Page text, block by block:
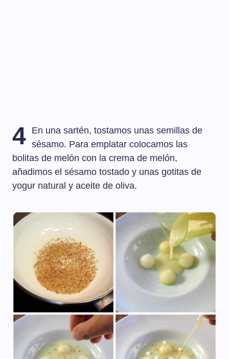
4 En una sartén, tostamos unas semillas de
sésamo. Para emplatar colocamos las
bolitas de melón con la crema de melón,
añadimos el sésamo tostado y unas gotitas de
yogur natural y aceite de oliva.